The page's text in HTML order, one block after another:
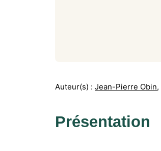
Auteur(s) : Jean-Pierre Obin,
Présentation